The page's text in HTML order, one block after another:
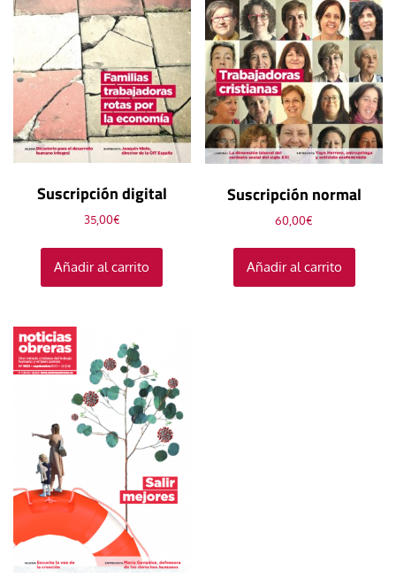
Suscripción digital
35,00€
Añadir al carrito
Suscripción normal
60,00€
Añadir al carrito